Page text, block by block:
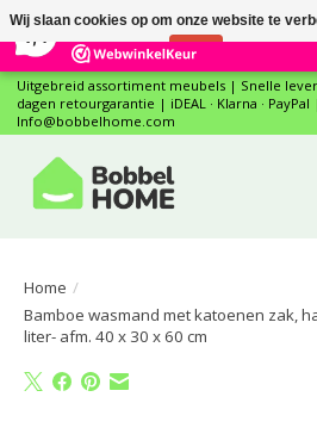
12 Reviews
Uitgebreid assortiment meubels | Snelle
dagen retourgarantie | iDEAL · Klarna · PayPal
Info@bobbelhome.com
Home /
Bamboe wasmand met katoenen zak,
liter- afm. 40 x 30 x 60 cm
Wij slaan cookies op om onze website te
Nee